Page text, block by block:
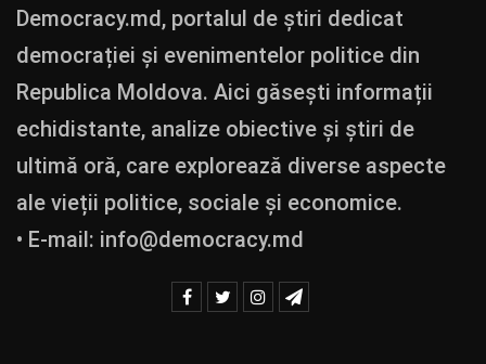
Democracy.md, portalul de știri dedicat
democrației și evenimentelor politice din
Republica Moldova. Aici găsești informații
echidistante, analize obiective și știri de
ultimă oră, care explorează diverse aspecte
ale vieții politice, sociale și economice.
• E-mail: info@democracy.md